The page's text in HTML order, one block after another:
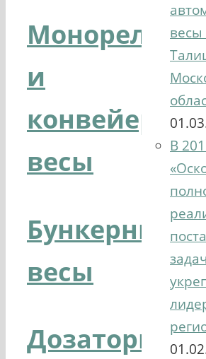
и
весы
Бункерные
весы
Дозаторы
весы
В